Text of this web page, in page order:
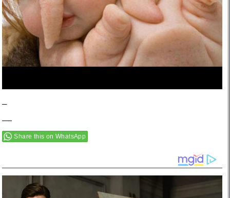
–
—
Share this on WhatsApp